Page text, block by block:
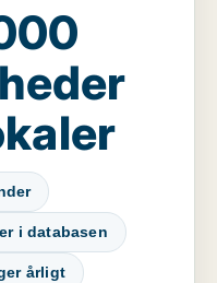
i databasen
årligt